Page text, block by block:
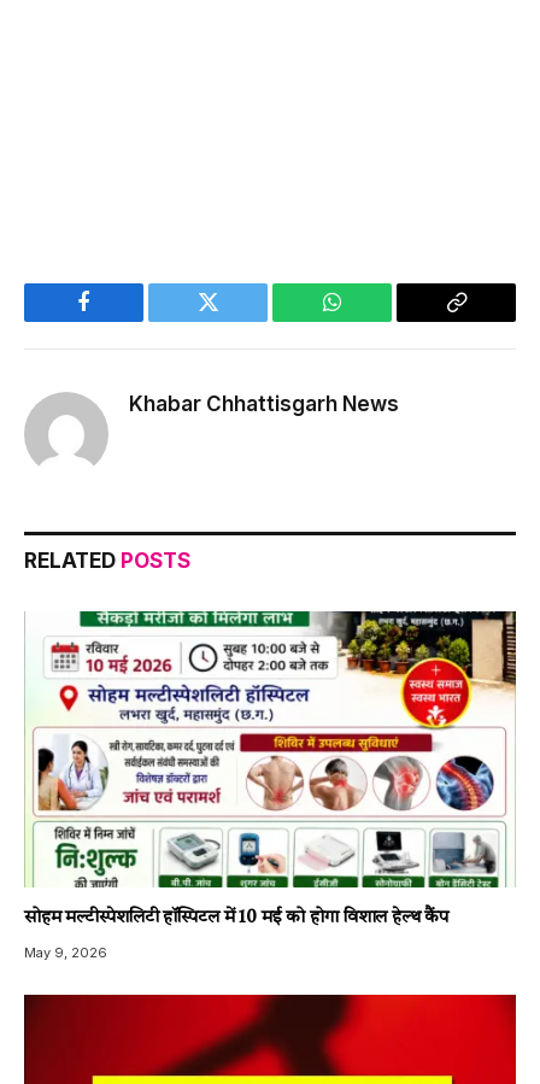
Facebook Twitter WhatsApp
Copy
Khabar Chhattisgarh News
RELATED POSTS
सोहम मल्टीस्पेशलिटी हॉस्पिटल में 10 मई को होगा विशाल हेल्थ कैंप
May 9, 2026